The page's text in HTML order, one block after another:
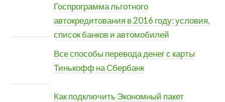
Госпрограмма льготного
автокредитования в 2016 году: условия,
список банков и автомобилей
Все способы перевода денег с карты
Тинькофф на Сбербанк
Как подключить Экономный пакет